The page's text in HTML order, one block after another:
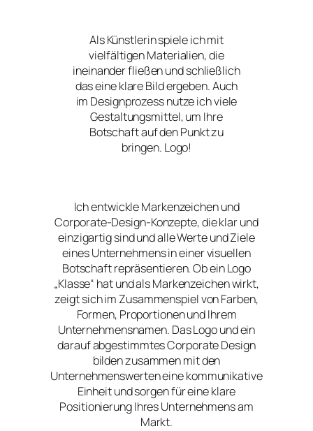
Als Künstlerin spiele ich mit
vielfältigen Materialien, die
ineinander fließen und schließlich
das eine klare Bild ergeben. Auch
im Designprozess nutze ich viele
Gestaltungsmittel, um Ihre
Botschaft auf den Punkt zu
bringen. Logo!
Ich entwickle Markenzeichen und
Corporate-Design-Konzepte, die klar und
einzigartig sind und alle Werte und Ziele
eines Unternehmens in einer visuellen
Botschaft repräsentieren. Ob ein Logo
„Klasse“ hat und als Markenzeichen wirkt,
zeigt sich im Zusammenspiel von Farben,
Formen, Proportionen und Ihrem
Unternehmensnamen. Das Logo und ein
darauf abgestimmtes Corporate Design
bilden zusammen mit den
Unternehmenswerten eine kommunikative
Einheit und sorgen für eine klare
Positionierung Ihres Unternehmens am
Markt.